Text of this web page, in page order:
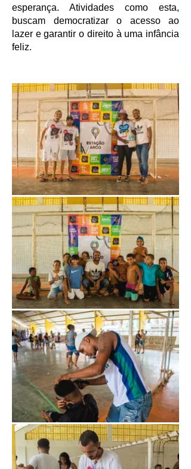
esperança. Atividades como esta,
buscam democratizar o acesso ao
lazer e garantir o direito à uma infância
feliz.